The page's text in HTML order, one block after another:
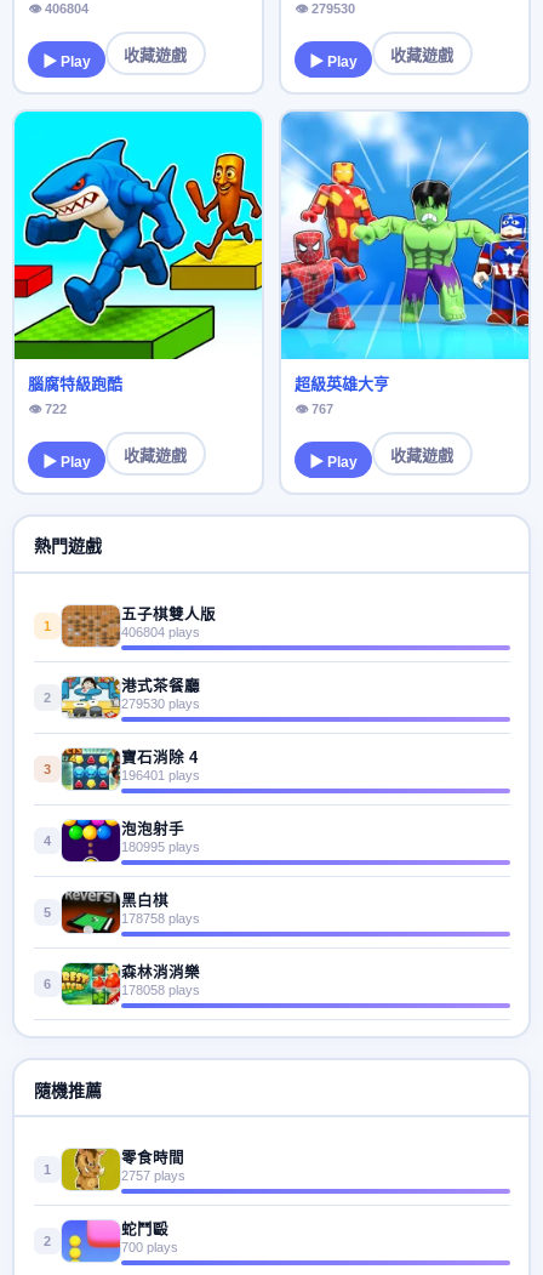
👁 406804
▶ Play 收藏遊戲
👁 279530
▶ Play 收藏遊戲
腦腐特級跑酷
👁 722
▶ Play 收藏遊戲
超級英雄大亨
👁 767
▶ Play 收藏遊戲
熱門遊戲
1
五子棋雙人版
406804 plays
2
港式茶餐廳
279530 plays
3
寶石消除 4
196401 plays
4
泡泡射手
180995 plays
5
黑白棋
178758 plays
6
森林消消樂
178058 plays
隨機推薦
1
零食時間
2757 plays
2
蛇鬥毆
700 plays